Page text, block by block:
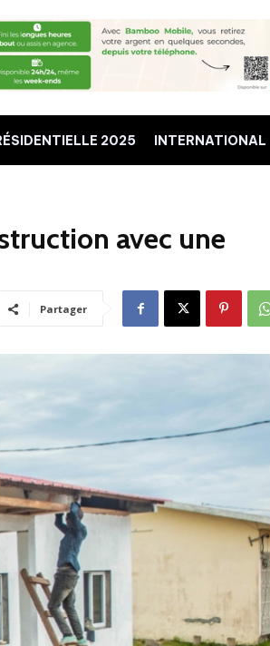
2025 INTERNATIONAL
avec une
Partager